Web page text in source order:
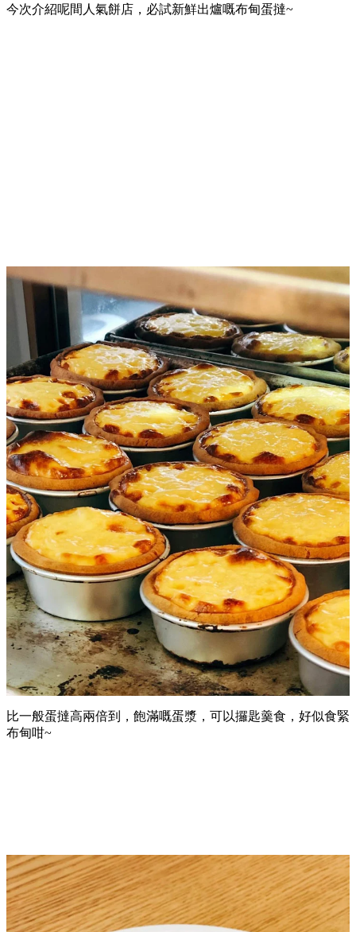
今次介紹呢間人氣餅店，必試新鮮出爐嘅布甸蛋撻~
比一般蛋撻高兩倍到，飽滿嘅蛋漿，可以攞匙羹食，好似食緊
布甸咁~